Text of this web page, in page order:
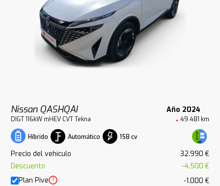
Nissan QASHQAI Año 2024
DIGT 116kW mHEV CVT Tekna 49.481 km
Híbrido Automático 158 cv
Precio del vehículo
32.990 €
Descuento
-4.500 €
Plan Pive ?
-1.000 €